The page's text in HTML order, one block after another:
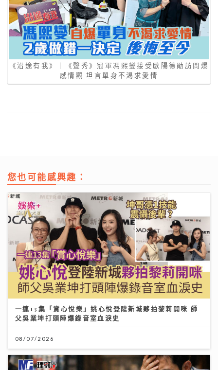
《沿途有我》｜《聲秀》冠軍馮熙燮接受歐陽德勛訪問爆
感情觀 坦言單身不渴求愛情
您也可能感興趣：
一連13集「賞心悅樂」姚心悅登陸新城夥拍黎莉開咪 師
父吳業坤打頭陣爆錄音室血淚史
08/07/2026